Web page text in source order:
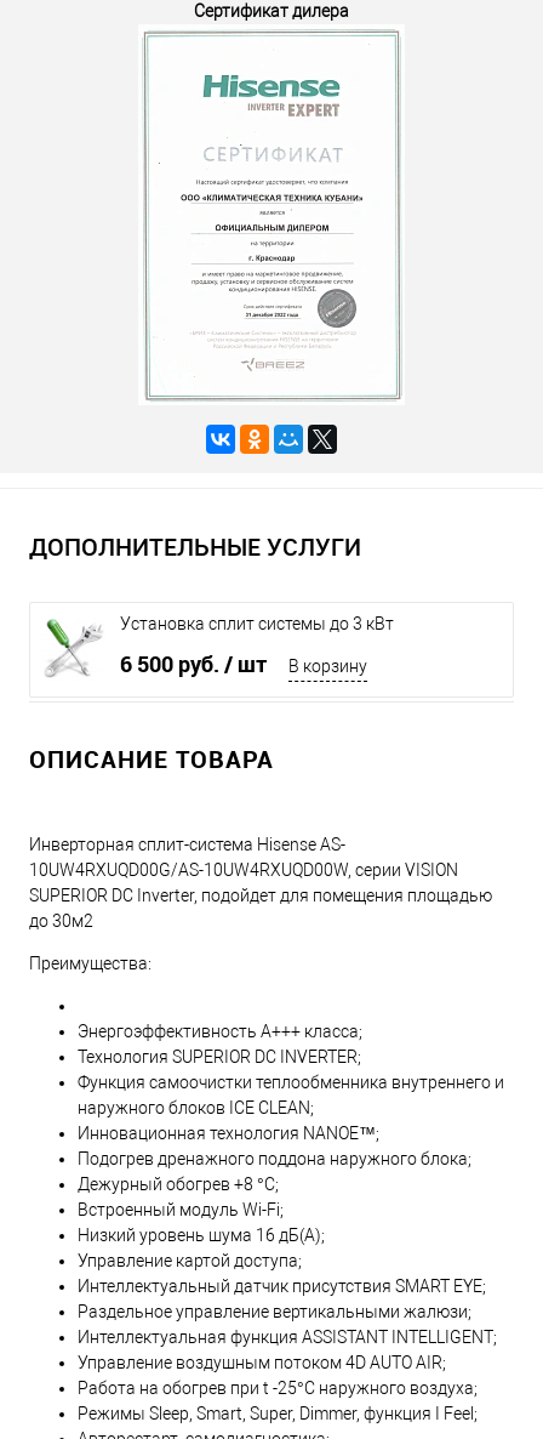
Сертификат дилера
ДОПОЛНИТЕЛЬНЫЕ УСЛУГИ
Установка сплит системы до 3 кВт
6 500 руб. / шт В корзину
ОПИСАНИЕ ТОВАРА
Инверторная сплит-система Hisense AS-
10UW4RXUQD00G/AS-10UW4RXUQD00W, серии VISION
SUPERIOR DC Inverter, подойдет для помещения площадью
до 30м2
Преимущества:
Энергоэффективность А+++ класса;
Технология SUPERIOR DC INVERTER;
Функция самоочистки теплообменника внутреннего и
наружного блоков ICE CLEAN;
Инновационная технология NANOE™;
Подогрев дренажного поддона наружного блока;
Дежурный обогрев +8 °С;
Встроенный модуль Wi-Fi;
Низкий уровень шума 16 дБ(А);
Управление картой доступа;
Интеллектуальный датчик присутствия SMART EYE;
Раздельное управление вертикальными жалюзи;
Интеллектуальная функция ASSISTANT INTELLIGENT;
Управление воздушным потоком 4D AUTO AIR;
Работа на обогрев при t -25°С наружного воздуха;
Режимы Sleep, Smart, Super, Dimmer, функция I Feel;